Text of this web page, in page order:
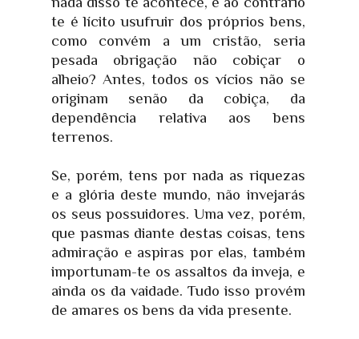
te é lícito usufruir dos próprios bens,
como convém a um cristão, seria
pesada obrigação não cobiçar o
alheio? Antes, todos os vícios não se
originam senão da cobiça, da
dependência relativa aos bens
terrenos.
Se, porém, tens por nada as riquezas
e a glória deste mundo, não invejarás
os seus possuidores. Uma vez, porém,
que pasmas diante destas coisas, tens
admiração e aspiras por elas, também
importunam-te os assaltos da inveja, e
ainda os da vaidade. Tudo isso provém
de amares os bens da vida presente.